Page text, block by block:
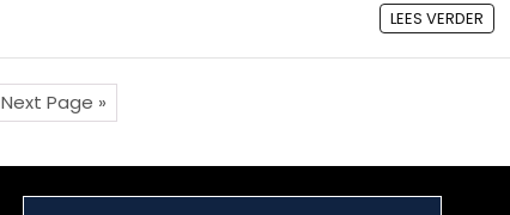
LEES VERDER
Next Page »